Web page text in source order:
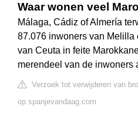
Waar wonen veel
Málaga, Cádiz of Almería
87.076 inwoners van Melilla
van Ceuta in feite
merendeel van de inwoners
Verzoek tot verwijderen van
op spanjevandaag.com